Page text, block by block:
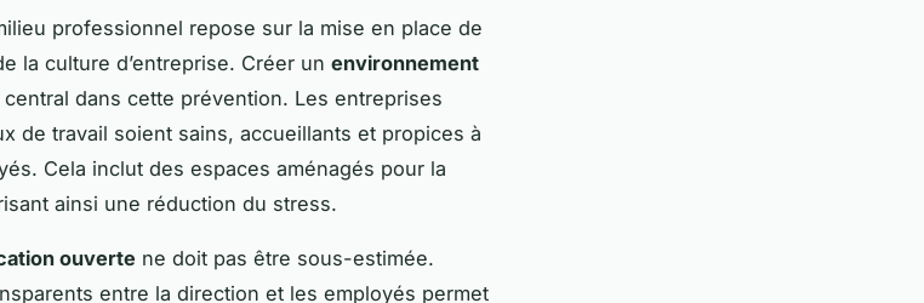
professionnel repose sur la mise en place de
la culture d’entreprise. Créer un environnement
dans cette prévention. Les entreprises
de travail soient sains, accueillants et propices à
Cela inclut des espaces aménagés pour la
ainsi une réduction du stress.
ouverte ne doit pas être sous-estimée.
entre la direction et les employés permet